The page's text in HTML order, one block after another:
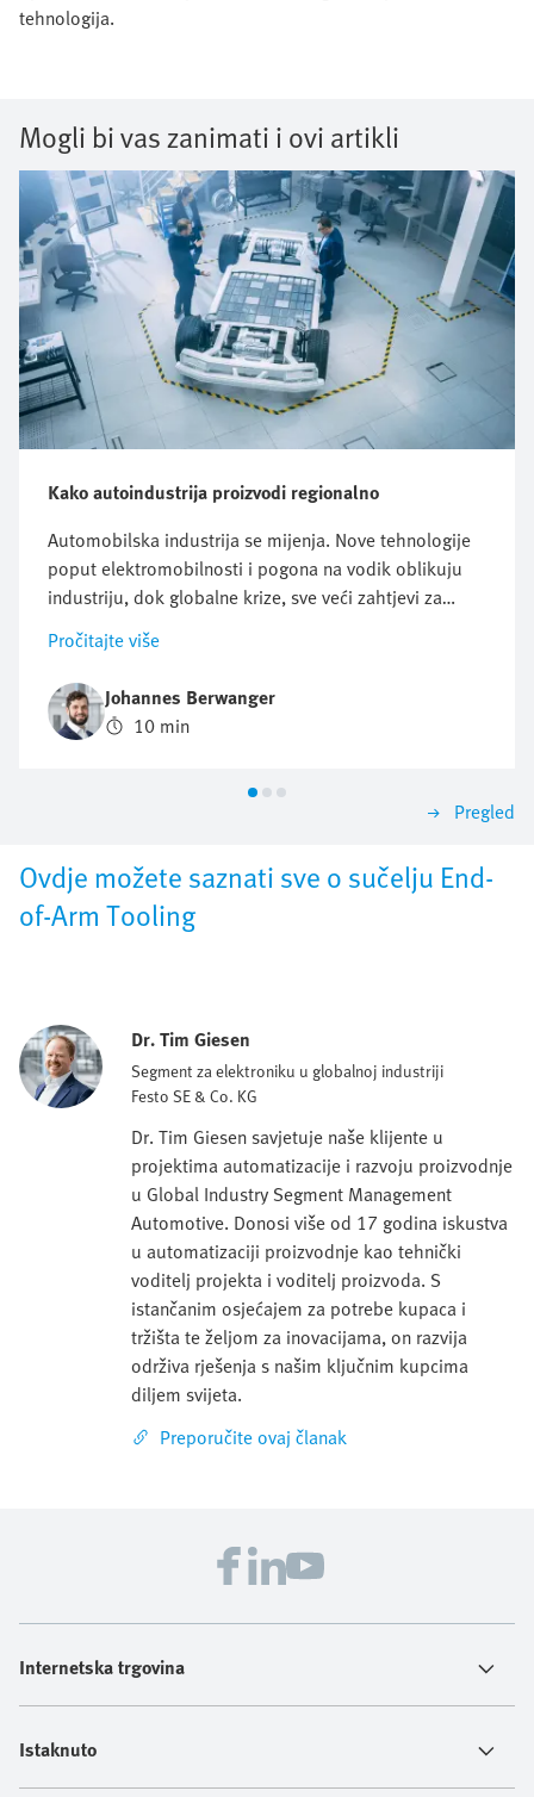
tehnologija.
Mogli bi vas zanimati i ovi artikli
Kako autoindustrija proizvodi regionalno
Automobilska industrija se mijenja. Nove tehnologije
poput elektromobilnosti i pogona na vodik oblikuju
industriju, dok globalne krize, sve veći zahtjevi za
održivošću i složenost globalnih lanaca opskrbe
stvaraju nove izazove. Obećavajući pristup za
rješavanje ovih promjena je načelo "lokalno za
lokalno".
Pročitajte više
Johannes Berwanger
10 min
Pregled
Ovdje možete saznati sve o sučelju End-
of-Arm Tooling
Dr. Tim Giesen
Segment za elektroniku u globalnoj industriji
Festo SE & Co. KG
Dr. Tim Giesen savjetuje naše klijente u
projektima automatizacije i razvoju proizvodnje
u Global Industry Segment Management
Automotive. Donosi više od 17 godina iskustva
u automatizaciji proizvodnje kao tehnički
voditelj projekta i voditelj proizvoda. S
istančanim osjećajem za potrebe kupaca i
tržišta te željom za inovacijama, on razvija
održiva rješenja s našim ključnim kupcima
diljem svijeta.
Preporučite ovaj članak
Internetska trgovina
Istaknuto